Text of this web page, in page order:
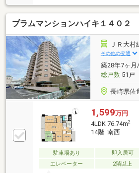
ー（食器・食品の収納庫）、ペ
ー
プラムマンションハイキ１４０２
ＪＲ大
その他の交通
築28年7ヶ月
総戸数51戸
長崎県佐
1,599万円
4LDK 76.74m2
14階 南西
駐車場あり 即入居可
エレベーター
2階以上